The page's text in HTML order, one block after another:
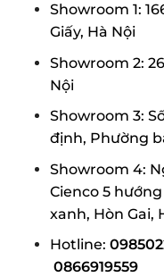
Showroom 1:
Giấy, Hà Nội
Showroom 2:
Nội
Showroom 3:
định, Phường
Showroom 4:
Cienco 5
xanh, Hòn Gai,
Hotline:
0866919559